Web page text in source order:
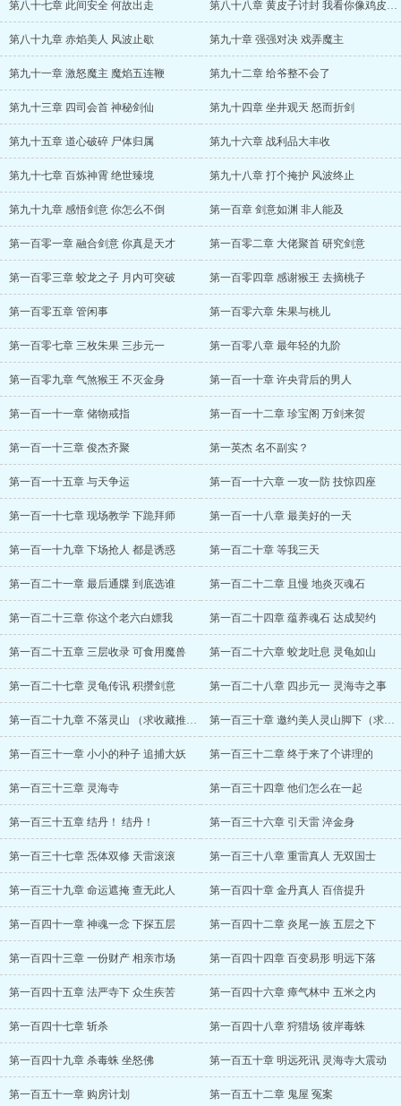
第八十七章 此间安全 何故出走 第八十八章 黄皮子讨封 我看你像鸡皮燕子
第八十九章 赤焰美人 风波止歇 第九十章 强强对决 戏弄魔主
第九十一章 激怒魔主 魔焰五连鞭 第九十二章 给爷整不会了
第九十三章 四司会首 神秘剑仙 第九十四章 坐井观天 怒而折剑
第九十五章 道心破碎 尸体归属 第九十六章 战利品大丰收
第九十七章 百炼神霄 绝世臻境 第九十八章 打个掩护 风波终止
第九十九章 感悟剑意 你怎么不倒 第一百章 剑意如渊 非人能及
第一百零一章 融合剑意 你真是天才 第一百零二章 大佬聚首 研究剑意
第一百零三章 蛟龙之子 月内可突破 第一百零四章 感谢猴王 去摘桃子
第一百零五章 管闲事 第一百零六章 朱果与桃儿
第一百零七章 三枚朱果 三步元一 第一百零八章 最年轻的九阶
第一百零九章 气煞猴王 不灭金身 第一百一十章 许央背后的男人
第一百一十一章 储物戒指 第一百一十二章 珍宝阁 万剑来贺
第一百一十三章 俊杰齐聚 第一英杰 名不副实？
第一百一十五章 与天争运 第一百一十六章 一攻一防 技惊四座
第一百一十七章 现场教学 下跪拜师 第一百一十八章 最美好的一天
第一百一十九章 下场抢人 都是诱惑 第一百二十章 等我三天
第一百二十一章 最后通牒 到底选谁 第一百二十二章 且慢 地炎灭魂石
第一百二十三章 你这个老六白嫖我 第一百二十四章 蕴养魂石 达成契约
第一百二十五章 三层收录 可食用魔兽 第一百二十六章 蛟龙吐息 灵龟如山
第一百二十七章 灵龟传讯 积攒剑意 第一百二十八章 四步元一 灵海寺之事
第一百二十九章 不落灵山 （求收藏推荐） 第一百三十章 邀约美人灵山脚下（求收藏推荐
第一百三十一章 小小的种子 追捕大妖 第一百三十二章 终于来了个讲理的
第一百三十三章 灵海寺 第一百三十四章 他们怎么在一起
第一百三十五章 结丹！ 结丹！ 第一百三十六章 引天雷 淬金身
第一百三十七章 炁体双修 天雷滚滚 第一百三十八章 重雷真人 无双国士
第一百三十九章 命运遮掩 查无此人 第一百四十章 金丹真人 百倍提升
第一百四十一章 神魂一念 下探五层 第一百四十二章 炎尾一族 五层之下
第一百四十三章 一份财产 相亲市场 第一百四十四章 百变易形 明远下落
第一百四十五章 法严寺下 众生疾苦 第一百四十六章 瘴气林中 五米之内
第一百四十七章 斩杀 第一百四十八章 狩猎场 彼岸毒蛛
第一百四十九章 杀毒蛛 坐怒佛 第一百五十章 明远死讯 灵海寺大震动
第一百五十一章 购房计划 第一百五十二章 鬼屋 冤案